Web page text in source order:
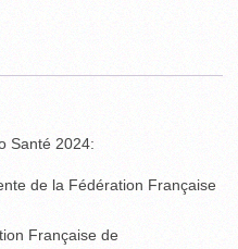
Santé 2024:
de la Fédération Française
Française de